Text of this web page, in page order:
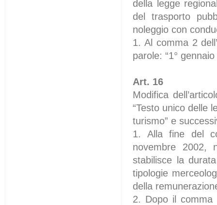
della legge
del trasporto
noleggio con
1. Al comma 2
parole: “1°
Art. 16
Modifica
“Testo unico delle
turismo” e
1. Alla fine del
novembre 2002,
stabilisce la
tipologie
della
2. Dopo il comma